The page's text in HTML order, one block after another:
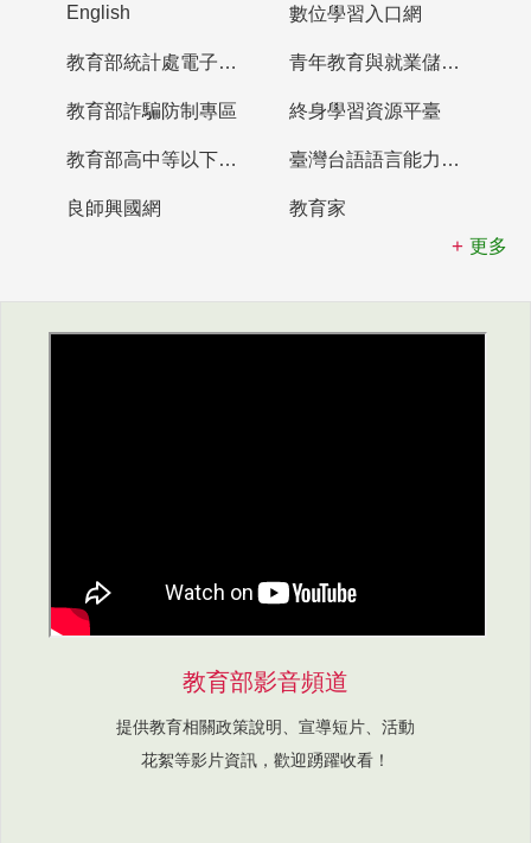
English 數位學習入口網
教育部統計處電子書櫃 青年教育與就業儲蓄帳戶
教育部詐騙防制專區 終身學習資源平臺
教育部高中等以下學校及幼兒園教師資格檢定考試 臺灣台語語言能力認證網站
良師興國網
教育家
更多
教育部影音頻道
提供教育相關政策說明、宣導短片、活動
花絮等影片資訊，歡迎踴躍收看！